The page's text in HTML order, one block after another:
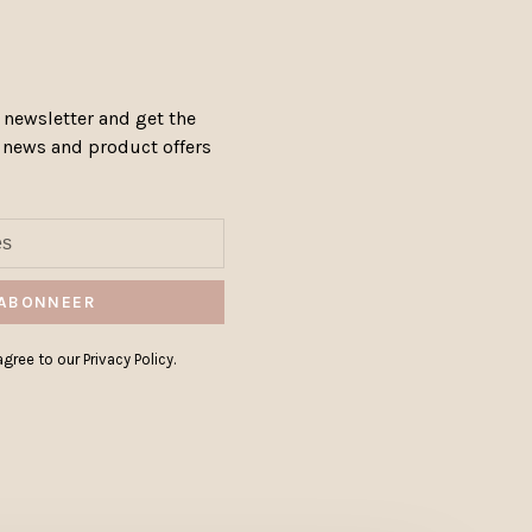
and get the
and product offers
to our Privacy Policy.